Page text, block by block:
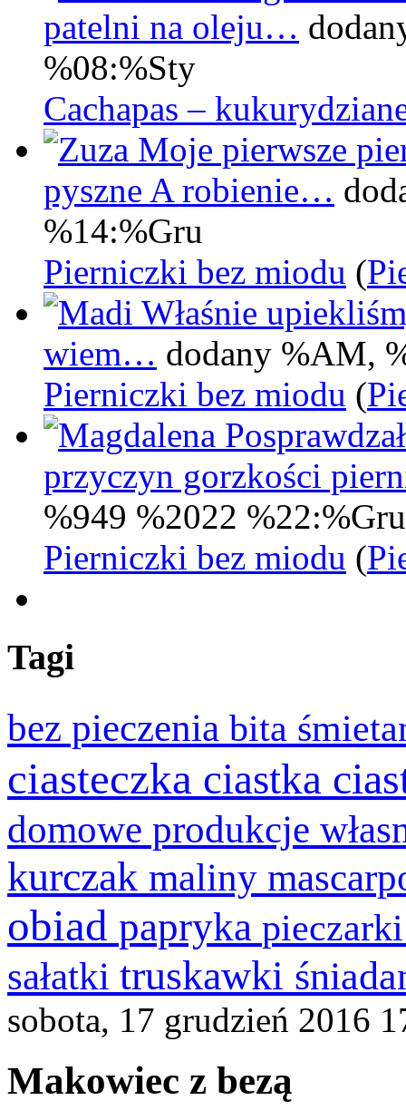
patelni na oleju…
%08:%Sty
Cachapas –
Moje pierwsze
pyszne A robienie…
%14:%Gru
Pierniczki bez miodu (
Właśnie
wiem… dodany %AM,
Pierniczki bez miodu (
przyczyn gorzkości
%949 %2022 %22:%Gru
Pierniczki bez miodu (
Tagi
bez pieczenia bita
ciasteczka ciastka
domowe produkcje
kurczak maliny
obiad papryka
sałatki truskawki
sobota, 17 grudzień 2016
Makowiec z bezą